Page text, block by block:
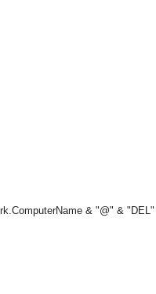
& "@" & "DEL"